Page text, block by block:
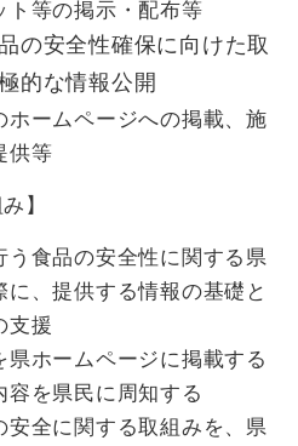
ト等の掲示・配布等
の安全性確保に向けた取
的な情報公開
ホームページへの掲載、施
供等
】
う食品の安全性に関する県
に、提供する情報の基礎と
支援
県ホームページに掲載する
容を県民に周知する
安全に関する取組みを、県